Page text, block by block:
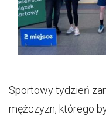
Sportowy tydzień
mężczyzn, którego